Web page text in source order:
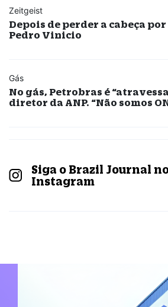
Zeitgeist
Depois de perder a cabeça
Pedro Vinicio
Gás
No gás, Petrobras é
diretor da ANP. “Não somos
Siga o Brazil Journal
Instagram